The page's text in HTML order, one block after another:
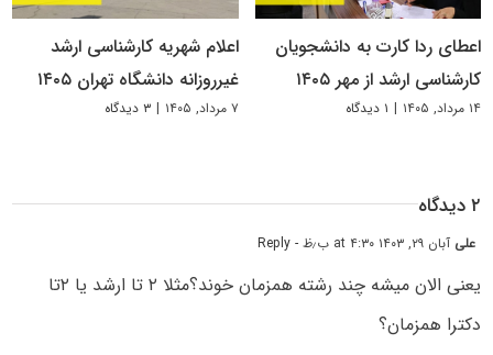
اعطای ردا کارت به دانشجویان
کارشناسی ارشد از مهر ۱۴۰۵
۱۴ مرداد, ۱۴۰۵ | ۱ دیدگاه
اعلام شهریه کارشناسی ارشد
غیرروزانه دانشگاه تهران ۱۴۰۵
۷ مرداد, ۱۴۰۵ | ۳ دیدگاه
۲ دیدگاه
علی آبان ۲۹, ۱۴۰۳ at ۴:۳۰ ب٫ظ - Reply
یعنی الان میشه چند رشته همزمان خوند؟مثلا ۲ تا ارشد یا ۲تا
دکترا همزمان؟